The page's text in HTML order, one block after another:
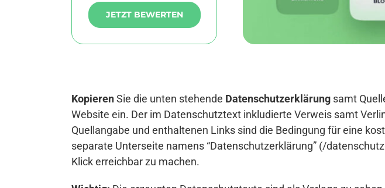
JETZT BEWERTEN
KopierenSie die unten stehende Datenschutzerklärung samt
Website ein. Der im Datenschutztext inkludierte Verweis samt
Quellangabe und enthaltenen Links sind die Bedingung für eine
separate Unterseite namens “Datenschutzerklärung” (/
Klick erreichbar zu machen.